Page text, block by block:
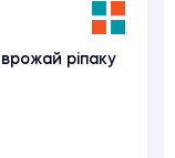
ріпаку